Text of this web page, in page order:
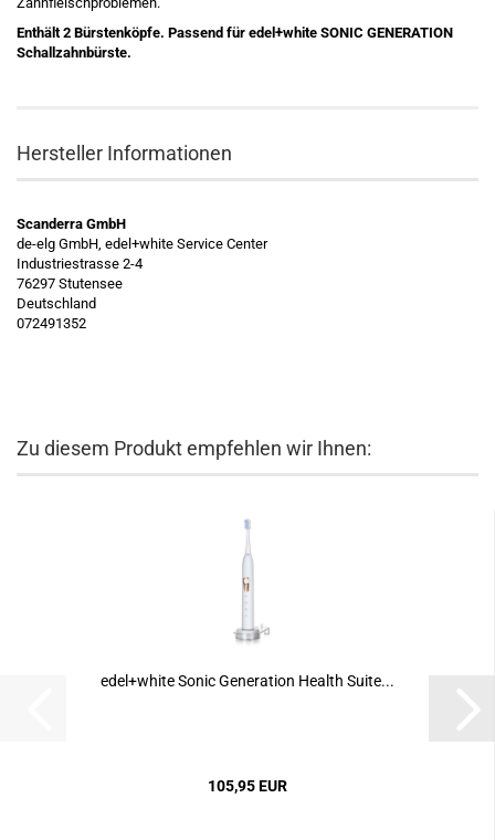
Enthält 2 Bürstenköpfe. Passend für edel+white SONIC GENERATION
Schallzahnbürste.
Hersteller Informationen
Scanderra GmbH
de-elg GmbH, edel+white Service Center
Industriestrasse 2-4
76297 Stutensee
Deutschland
072491352
Zu diesem Produkt empfehlen wir Ihnen:
edel+white Sonic Generation Health Suite...
105,95 EUR